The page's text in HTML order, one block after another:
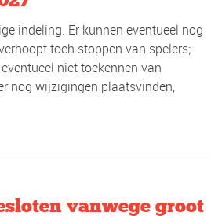
indeling. Er kunnen eventueel nog
toch stoppen van spelers;
niet toekennen van
nog wijzigingen plaatsvinden,
vanwege groot